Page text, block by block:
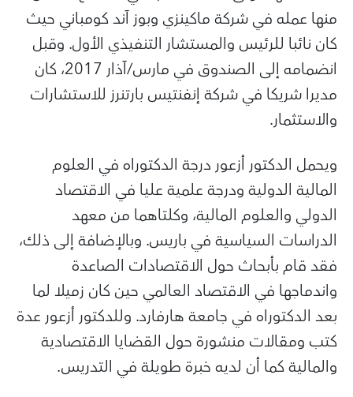
منها عمله في شركة ماكينزي وبوز آند كومباني حيث
كان نائبا للرئيس والمستشار التنفيذي الأول. وقبل
انضمامه إلى الصندوق في مارس/آذار 2017، كان
مديرا شريكا في شركة إنفنتيس بارتنرز للاستشارات
والاستثمار.
ويحمل الدكتور أزعور درجة الدكتوراه في العلوم
المالية الدولية ودرجة علمية عليا في الاقتصاد
الدولي والعلوم المالية، وكلتاهما من معهد
الدراسات السياسية في باريس. وبالإضافة إلى ذلك،
فقد قام بأبحاث حول الاقتصادات الصاعدة
واندماجها في الاقتصاد العالمي حين كان زميلا لما
بعد الدكتوراه في جامعة هارفارد. وللدكتور أزعور عدة
كتب ومقالات منشورة حول القضايا الاقتصادية
والمالية كما أن لديه خبرة طويلة في التدريس.